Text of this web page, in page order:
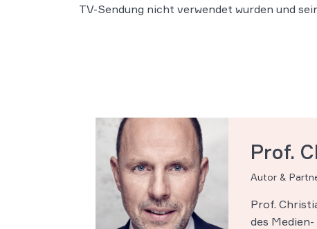
TV-Sendung nicht verwendet wurden und
Prof.
Autor &
Prof.
des